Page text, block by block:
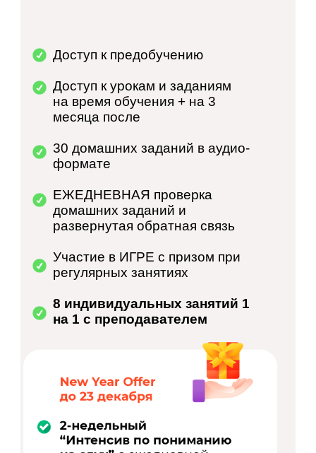
Доступ к предобучению
Доступ к урокам и заданиям
на время обучения + на 3
месяца после
30 домашних заданий в аудио-
формате
ЕЖЕДНЕВНАЯ проверка
домашних заданий и
развернутая обратная связь
Участие в ИГРЕ с призом при
регулярных занятиях
8 индивидуальных занятий 1
на 1 с преподавателем